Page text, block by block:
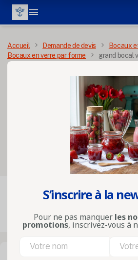

MENU
Accueil Demande de devis
Bocaux
Bocaux en verre par forme
grand bocal
grand bocal
Sélectionnez vos
Pertinence
Affichage 1-50 de 85 article(s)
S’inscrire à la
Pour ne pas manquer les
promotions, inscrivez-vous à